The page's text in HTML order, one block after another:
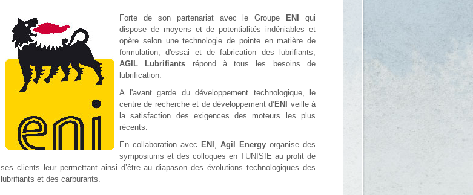
Forte de son partenariat avec le Groupe ENI
qui
dispose de moyens et de potentialités indéniables et
opère selon une technologie de pointe en matière de
formulation, d'essai et de fabrication des lubrifiants,
AGIL Lubrifiants répond à tous les besoins de
lubrification.
A l'avant garde du développement technologique, le
centre de recherche et de développement d’ ENI
veille à
la satisfaction des exigences des moteurs les plus
récents.
En collaboration avec ENI , Agil Energy organise des
symposiums et des colloques en TUNISIE au profit de
ses clients leur permettant ainsi d’être au diapason des évolutions technologiques des
lubrifiants et des carburants.